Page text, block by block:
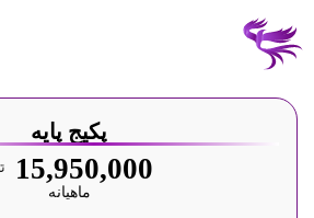
پکیج پایه
15,950,000
ماهیانه